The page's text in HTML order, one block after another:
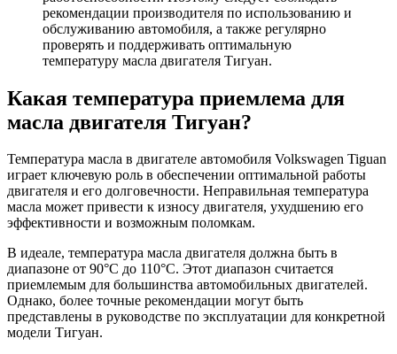
рекомендации производителя по использованию и
обслуживанию автомобиля, а также регулярно
проверять и поддерживать оптимальную
температуру масла двигателя Тигуан.
Какая температура приемлема для
масла двигателя Тигуан?
Температура масла в двигателе автомобиля Volkswagen Tiguan
играет ключевую роль в обеспечении оптимальной работы
двигателя и его долговечности. Неправильная температура
масла может привести к износу двигателя, ухудшению его
эффективности и возможным поломкам.
В идеале, температура масла двигателя должна быть в
диапазоне от 90°C до 110°C. Этот диапазон считается
приемлемым для большинства автомобильных двигателей.
Однако, более точные рекомендации могут быть
представлены в руководстве по эксплуатации для конкретной
модели Тигуан.